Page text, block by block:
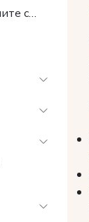
Как се отчитат виртуалните стаи в данните за заетостта